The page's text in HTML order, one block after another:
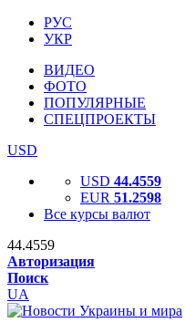
РУС
УКР
ВИДЕО
ФОТО
ПОПУЛЯРНЫЕ
СПЕЦПРОЕКТЫ
USD
USD 44.4559
EUR 51.2598
Все курсы валют
44.4559
Авторизация
Поиск
UA